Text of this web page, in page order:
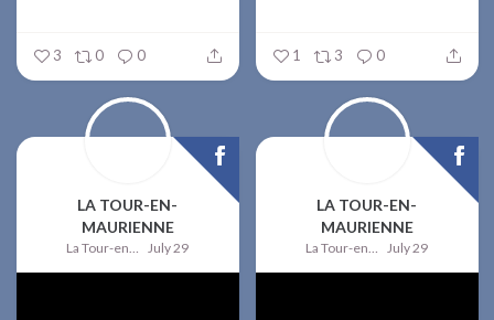
3 0 0 1 3 0
LA TOUR-EN-
MAURIENNE
La Tour-en-Maurienne July 29
LA TOUR-EN-
MAURIENNE
La Tour-en-Maurienne July 29